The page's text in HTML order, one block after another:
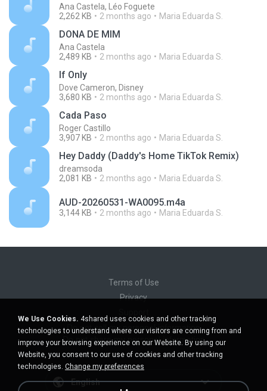
Ana Castela, Léo Foguete
2,262 KB
2 months ago Maria Eduarda S.
DONA DE MIM
Ana Castela
2,489 KB
2 months ago Maria Eduarda S.
If Only
Dove Cameron, Disney
3,680 KB
2 months ago Maria Eduarda S.
Cada Paso
Roger Castillo
3,907 KB
2 months ago Maria Eduarda S.
Hey Daddy (Daddy's Home TikTok Remix)
dreamsoda
2,081 KB
2 months ago Maria Eduarda S.
AUD-20260531-WA0095.m4a
3,144 KB 2 months ago Maria Eduarda S.
Terms of Use
Privacy
Do not sell my personal information
Do not share my personal information
English
We Use Cookies. 4shared uses cookies and other tracking
technologies to understand where our visitors are coming from and
improve your browsing experience on our Website. By using our
Website, you consent to our use of cookies and other tracking
technologies. Change my preferences